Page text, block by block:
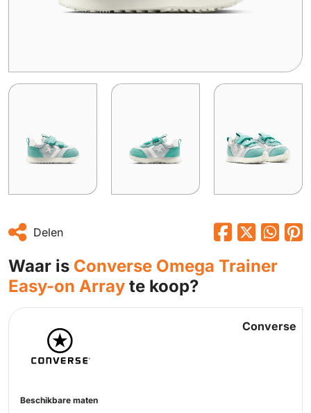
Delen
Waar is Converse Omega Trainer
Easy-on Array te koop?
Converse
Beschikbare maten